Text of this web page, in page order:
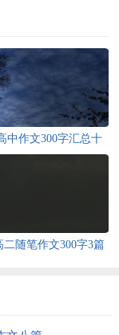
中作文300字汇总十
二随笔作文300字3篇